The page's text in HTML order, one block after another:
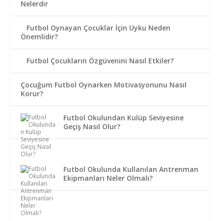
Nelerdir
Futbol Oynayan Çocuklar İçin Uyku Neden
Önemlidir?
Futbol Çocukların Özgüvenini Nasıl Etkiler?
Çocuğum Futbol Oynarken Motivasyonunu Nasıl
Korur?
Futbol Okulundan Kulüp Seviyesine
Geçiş Nasıl Olur?
Futbol Okulunda Kullanılan Antrenman
Ekipmanları Neler Olmalı?